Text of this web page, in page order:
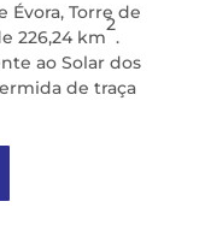
Évora, Torre de
226,24 km
2
.
ao Solar dos
de traça